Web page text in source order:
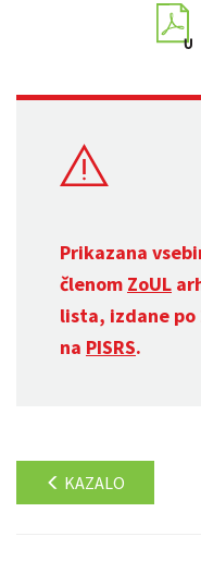
Prikazana
členom ZoUL
lista, izdane po
na PISRS.
KAZALO